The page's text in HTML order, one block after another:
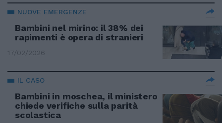
NUOVE EMERGENZE
Bambini nel mirino: il 38% dei
rapimenti è opera di stranieri
17/02/2026
IL CASO
Bambini in moschea, il ministero
chiede verifiche sulla parità
scolastica